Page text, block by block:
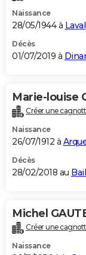
Naissance
28/05/1944 à Laval
Décès
01/07/2019 à
Marie-louise
Créer une
Naissance
26/07/1912 à
Décès
28/02/2018 au
Michel
Créer une
Naissance